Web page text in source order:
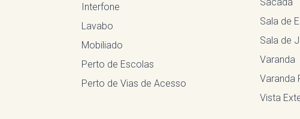
Interfone
Lavabo
Mobiliado
Perto de Escolas
Perto de Vias de Acesso
Sala de
Sala de
Varanda
Varanda
Vista